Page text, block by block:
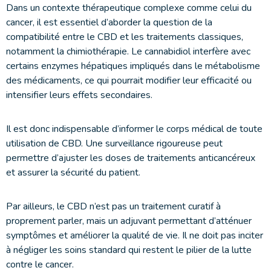
Dans un contexte thérapeutique complexe comme celui du
cancer, il est essentiel d’aborder la question de la
compatibilité entre le CBD et les traitements classiques,
notamment la chimiothérapie. Le cannabidiol interfère avec
certains enzymes hépatiques impliqués dans le métabolisme
des médicaments, ce qui pourrait modifier leur efficacité ou
intensifier leurs effets secondaires.
Il est donc indispensable d’informer le corps médical de toute
utilisation de CBD. Une surveillance rigoureuse peut
permettre d’ajuster les doses de traitements anticancéreux
et assurer la sécurité du patient.
Par ailleurs, le CBD n’est pas un traitement curatif à
proprement parler, mais un adjuvant permettant d’atténuer
symptômes et améliorer la qualité de vie. Il ne doit pas inciter
à négliger les soins standard qui restent le pilier de la lutte
contre le cancer.